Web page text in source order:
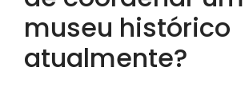
museu histórico
atualmente?